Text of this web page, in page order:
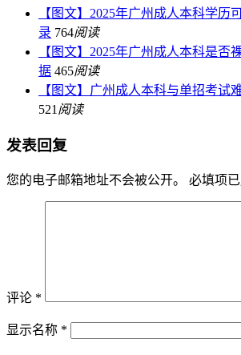
【图文】2025年广州成人本科学历
录 764阅读
【图文】2025年广州成人本科是否
据 465阅读
【图文】广州成人本科与单招考试
521 阅读
发表回复
您的电子邮箱地址不会被公开。 必填项已
评论 *
显示名称 *